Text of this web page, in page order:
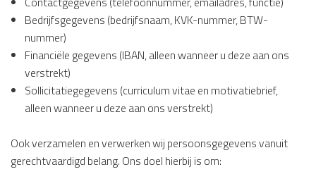
Bedrijfsgegevens (bedrijfsnaam, KVK-nummer, BTW-
nummer)
Financiële gegevens (IBAN, alleen wanneer u deze aan ons
verstrekt)
Sollicitatiegegevens (curriculum vitae en motivatiebrief,
alleen wanneer u deze aan ons verstrekt)
Ook verzamelen en verwerken wij persoonsgegevens vanuit
gerechtvaardigd belang. Ons doel hierbij is om: